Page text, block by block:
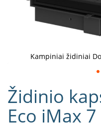
i
n
e
a
Židinio
Eco iMax
Kampiniai židiniai
į
galerijos
paradžią